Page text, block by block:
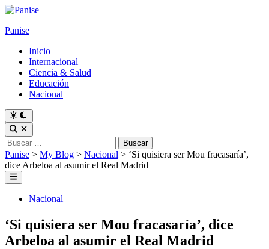
Skip
content
Panise
Inicio
Internacional
Ciencia & Salud
Educación
Nacional
Switch
to
dark
mode
Open
Search
Buscar:
Panise > My Blog > Nacional > ‘Si quisiera ser Mou fracasaría’,
dice Arbeloa al asumir el Real Madrid
Main
Menu
PostedNacional
‘Si quisiera ser Mou fracasaría’, dice
Arbeloa al asumir el Real Madrid